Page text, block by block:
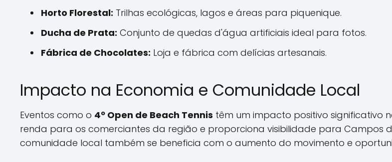
Horto Florestal: Trilhas ecológicas, lagos e áreas para piquenique.
Ducha de Prata: Conjunto de quedas d'água artificiais ideal para fotos.
Fábrica de Chocolates: Loja e fábrica com delícias artesanais.
Impacto na Economia e Comunidade Local
Eventos como o 4º Open de Beach Tennis têm um impacto positivo significativo
renda para os comerciantes da região e proporciona visibilidade para Campos
comunidade local também se beneficia com o aumento do movimento e